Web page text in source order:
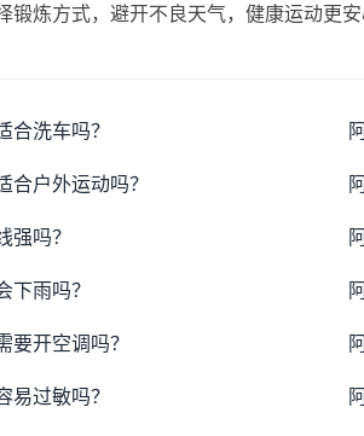
锻炼方式，避开不良天气，健康运动更安
合洗车吗？
合户外运动吗？
强吗？
下雨吗？
要开空调吗？
易过敏吗？